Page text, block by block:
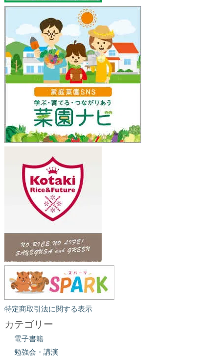
特定商取引法に関する表示
カテゴリー
電子書籍
勉強会・講演